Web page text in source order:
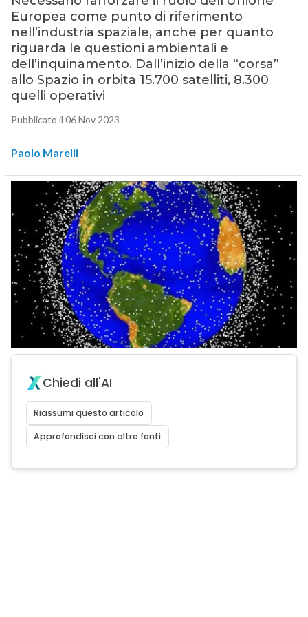
Europea come punto di riferimento
nell’industria spaziale, anche per quanto
riguarda le questioni ambientali e
dell’inquinamento. Dall’inizio della “corsa”
allo Spazio in orbita 15.700 satelliti, 8.300
quelli operativi
Pubblicato il 06 Nov 2023
Paolo Marelli
Chiedi all'AI
Riassumi questo articolo
Approfondisci con altre fonti